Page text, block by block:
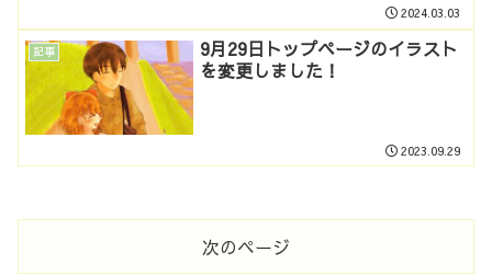
2024.03.03
記事
9月29日トップページのイラスト
を変更しました！
2023.09.29
次のページ